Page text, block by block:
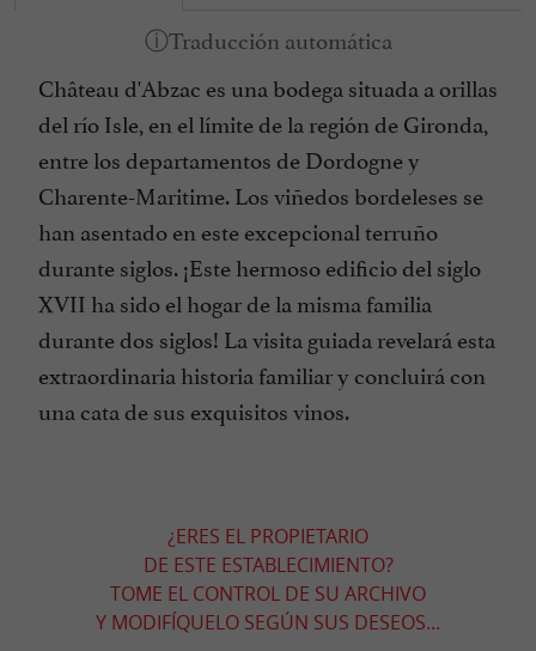
Château d'Abzac es una bodega situada a orillas
del río Isle, en el límite de la región de Gironda,
entre los departamentos de Dordogne y
Charente-Maritime. Los viñedos bordeleses se
han asentado en este excepcional terruño
durante siglos. ¡Este hermoso edificio del siglo
XVII ha sido el hogar de la misma familia
durante dos siglos! La visita guiada revelará esta
extraordinaria historia familiar y concluirá con
una cata de sus exquisitos vinos.
¿ERES EL PROPIETARIO
DE ESTE ESTABLECIMIENTO?
TOME EL CONTROL DE SU ARCHIVO
Y MODIFÍQUELO SEGÚN SUS DESEOS...